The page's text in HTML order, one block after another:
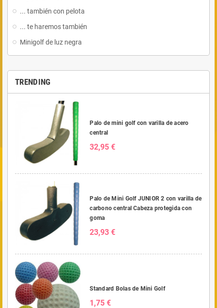
... también con pelota
... te haremos también
Minigolf de luz negra
TRENDING
Palo de mini golf con varilla de acero
central
32,95 €
Palo de Mini Golf JUNIOR 2 con varilla de
carbono central Cabeza protegida con
goma
23,93 €
Standard Bolas de Mini Golf
1,75 €